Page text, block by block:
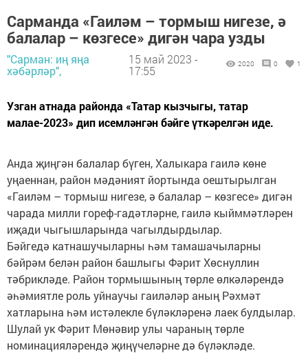
Сарманда «Гаиләм – тормыш нигезе, ә
балалар – көзгесе» дигән чара узды
"Сарман: иң яңа
хәбәрләр",
15 май 2023 -
17:55
2020 0 1
Узган атнада районда «Татар кызчыгы, татар
малае-2023» дип исемләнгән бәйге үткәрелгән иде.
Анда җиңгән балалар бүген, Халыкара гаилә көне
уңаеннан, район мәдәният йортында оештырылган
«Гаиләм – тормыш нигезе, ә балалар – көзгесе» дигән
чарада милли гореф-гадәтләрне, гаилә кыйммәтләрен
иҗади чыгышларында чагылдырдылар.
Бәйгедә катнашучыларны һәм тамашачыларны
бәйрәм белән район башлыгы Фәрит Хөснуллин
тәбрикләде. Район тормышының төрле өлкәләрендә
әһәмиятле роль уйнаучы гаиләләр аның Рәхмәт
хатларына һәм истәлекле бүләкләренә лаек булдылар.
Шулай ук Фәрит Мөнәвир улы чараның төрле
номинацияләрендә җиңүчеләрне дә бүләкләде.